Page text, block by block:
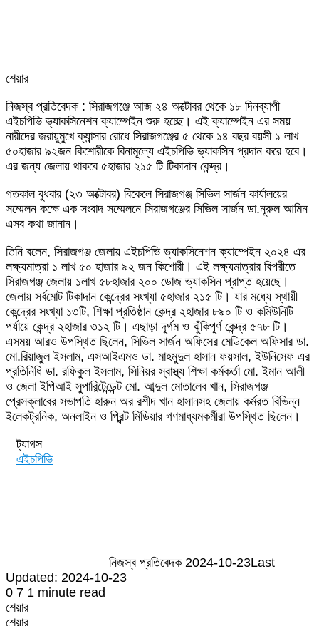
শেয়ার
via
Email
নিজস্ব প্রতিবেদক : সিরাজগঞ্জে আজ ২৪ অক্টোবর থেকে ১৮ দিনব্যাপী
এইচপিভি ভ্যাকসিনেশন ক্যাম্পেইন শুরু হচ্ছে। এই ক্যাম্পেইন এর সময়
নারীদের জরায়ুমুখে ক্যান্সার রোধে সিরাজগঞ্জের ৫ থেকে ১৪ বছর বয়সী ১ লাখ
৫০হাজার ৯২জন কিশোরীকে বিনামূল্যে এইচপিভি ভ্যাকসিন প্রদান করে হবে।
এর জন্য জেলায় থাকবে ৫হাজার ২১৫ টি টিকাদান কেন্দ্র।
গতকাল বুধবার (২৩ অক্টোবর) বিকেলে সিরাজগঞ্জ সিভিল সার্জন কার্যালয়ের
সম্মেলন কক্ষে এক সংবাদ সম্মেলনে সিরাজগঞ্জের সিভিল সার্জন ডা.নূরুল আমিন
এসব কথা জানান।
তিনি বলেন, সিরাজগঞ্জ জেলায় এইচপিভি ভ্যাকসিনেশন ক্যাম্পেইন ২০২৪ এর
লক্ষ্যমাত্রা ১ লাখ ৫০ হাজার ৯২ জন কিশোরী। এই লক্ষ্যমাত্রার বিপরীতে
সিরাজগঞ্জ জেলায় ১লাখ ৫৮হাজার ২০০ ডোজ ভ্যাকসিন প্রাপ্ত হয়েছে।
জেলায় সর্বমোট টিকাদান কেন্দ্রের সংখ্যা ৫হাজার ২১৫ টি। যার মধ্যে স্থায়ী
কেন্দ্রের সংখ্যা ১৩টি, শিক্ষা প্রতিষ্ঠান কেন্দ্র ২হাজার ৮৯০ টি ও কমিউনিটি
পর্যায়ে কেন্দ্র ২হাজার ৩১২ টি। এছাড়া দূর্গম ও ঝুঁকিপূর্ণ কেন্দ্র ৫৭৮ টি।
এসময় আরও উপস্থিত ছিলেন, সিভিল সার্জন অফিসের মেডিকেল অফিসার ডা.
মো.রিয়াজুল ইসলাম, এসআইএমও ডা. মাহমুদুল হাসান ফয়সাল, ইউনিসেফ এর
প্রতিনিধি ডা. রফিকুল ইসলাম, সিনিয়র স্বাস্থ্য শিক্ষা কর্মকর্তা মো. ইমান আলী
ও জেলা ইপিআই সুপারিন্টেন্ডেন্ট মো. আব্দুল মোতালেব খান, সিরাজগঞ্জ
প্রেসক্লাবের সভাপতি হারুন অর রশীদ খান হাসানসহ জেলায় কর্মরত বিভিন্ন
ইলেকট্রনিক, অনলাইন ও প্রিন্ট মিডিয়ার গণমাধ্যমকর্মীরা উপস্থিত ছিলেন।
ট্যাগস
এইচপিভি
নিজস্ব প্রতিবেদক 2024-10-23Last
Updated: 2024-10-23
0 7 1 minute read
শেয়ার
Facebook
Twitter
LinkedIn
Skype
Messenger
Messenger
WhatsApp
Telegram
Share
প্রিন্ট
শেয়ার